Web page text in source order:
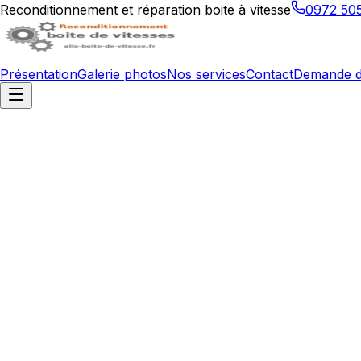
Reconditionnement et réparation boite à vitesse 0972
PrésentationGalerie photosNos servicesContactDemande